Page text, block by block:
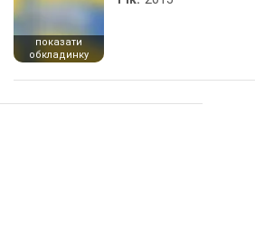
показати
обкладинку